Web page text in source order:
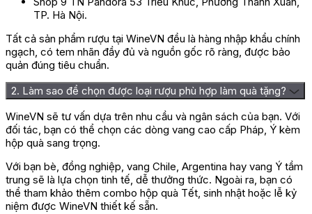
TP. Hà Nội.
Tất cả sản phẩm rượu tại WineVN đều là hàng nhập khẩu chính
ngạch, có tem nhãn đầy đủ và nguồn gốc rõ ràng, được bảo
quản đúng tiêu chuẩn.
2. Làm sao để chọn được loại rượu phù hợp làm quà tặng?
WineVN sẽ tư vấn dựa trên nhu cầu và ngân sách của bạn. Với
đối tác, bạn có thể chọn các dòng vang cao cấp Pháp, Ý kèm
hộp quà sang trọng.
Với bạn bè, đồng nghiệp, vang Chile, Argentina hay vang Ý tầm
trung sẽ là lựa chọn tinh tế, dễ thưởng thức. Ngoài ra, bạn có
thể tham khảo thêm combo hộp quà Tết, sinh nhật hoặc lễ kỷ
niệm được WineVN thiết kế sẵn.